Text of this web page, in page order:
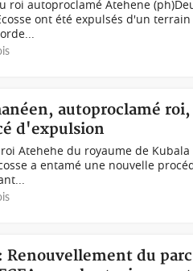
roi autoproclamé Atehene
ont été expulsés d'un
autoproclamé
d'expulsion
Atehehe du royaume de Kubala
a entamé une nouvelle
Renouvellement du